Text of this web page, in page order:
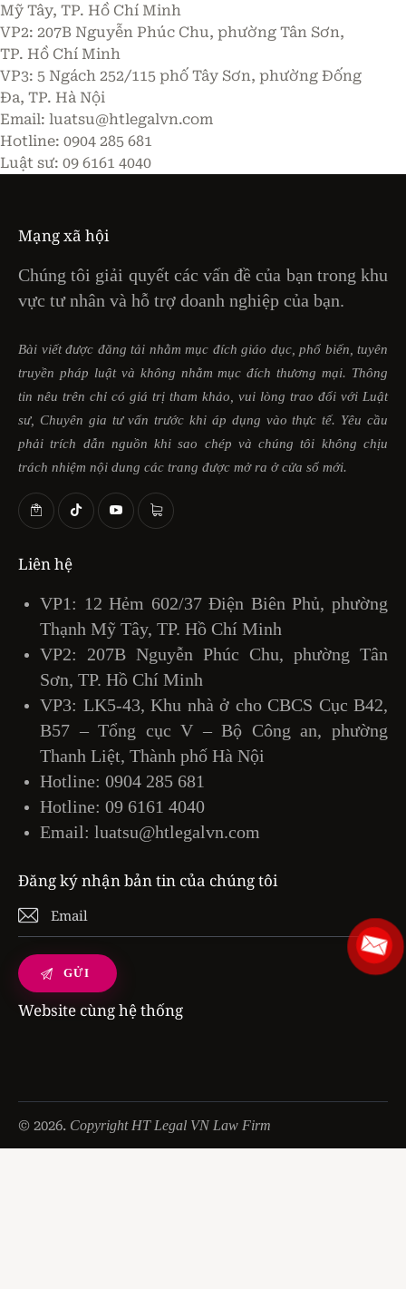
Mỹ Tây, TP. Hồ Chí Minh
VP2: 207B Nguyễn Phúc Chu, phường Tân Sơn,
TP. Hồ Chí Minh
VP3: 5 Ngách 252/115 phố Tây Sơn, phường Đống
Đa, TP. Hà Nội
Email: luatsu@htlegalvn.com
Hotline: 0904 285 681
Luật sư: 09 6161 4040
Mạng xã hội
Chúng tôi giải quyết các vấn đề của bạn trong khu
vực tư nhân và hỗ trợ doanh nghiệp của bạn.
Bài viết được đăng tải nhằm mục đích giáo dục, phổ biến, tuyên
truyền pháp luật và không nhằm mục đích thương mại. Thông
tin nêu trên chỉ có giá trị tham khảo, vui lòng trao đổi với Luật
sư, Chuyên gia tư vấn trước khi áp dụng vào thực tế. Yêu cầu
phải trích dẫn nguồn khi sao chép và chúng tôi không chịu
trách nhiệm nội dung các trang được mở ra ở cửa sổ mới.
Liên hệ
VP1: 12 Hẻm 602/37 Điện Biên Phủ, phường
Thạnh Mỹ Tây, TP. Hồ Chí Minh
VP2: 207B Nguyễn Phúc Chu, phường Tân
Sơn, TP. Hồ Chí Minh
VP3: LK5-43, Khu nhà ở cho CBCS Cục B42,
B57 – Tổng cục V – Bộ Công an, phường
Thanh Liệt, Thành phố Hà Nội
Hotline: 0904 285 681
Hotline: 09 6161 4040
Email: luatsu@htlegalvn.com
Đăng ký nhận bản tin của chúng tôi
Website cùng hệ thống
© 2026. Copyright HT Legal VN Law Firm